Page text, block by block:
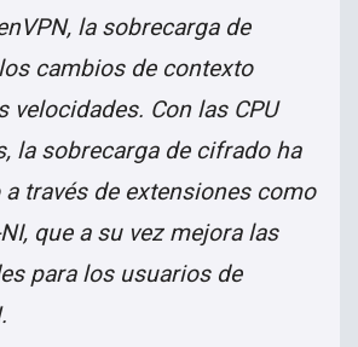
la sobrecarga de
cambios de contexto
velocidades. Con las CPU
la sobrecarga de cifrado ha
través de extensiones como
que a su vez mejora las
para los usuarios de